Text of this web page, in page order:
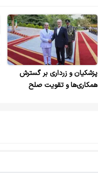
پزشکیان و زرداری بر گسترش
همکاری‌ها و تقویت صلح